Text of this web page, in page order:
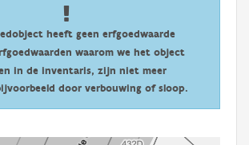
heeft geen erfgoedwaarde
waarom we het object
in de inventaris, zijn niet meer
door verbouwing of sloop.